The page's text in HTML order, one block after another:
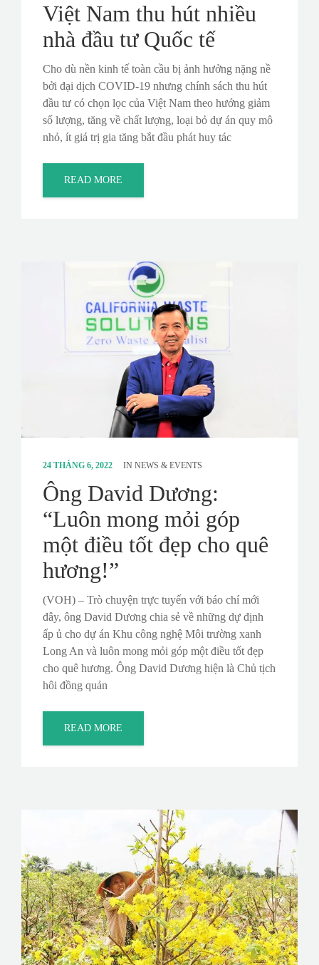
Việt Nam thu hút nhiều
nhà đầu tư Quốc tế
Cho dù nền kinh tế toàn cầu bị ảnh hưởng nặng nề
bởi đại dịch COVID-19 nhưng chính sách thu hút
đầu tư có chọn lọc của Việt Nam theo hướng giảm
số lượng, tăng về chất lượng, loại bỏ dự án quy mô
nhỏ, ít giá trị gia tăng bắt đầu phát huy tác
READ MORE
24 THÁNG 6, 2022 IN NEWS & EVENTS
Ông David Dương:
“Luôn mong mỏi góp
một điều tốt đẹp cho quê
hương!”
(VOH) – Trò chuyện trực tuyến với báo chí mới
đây, ông David Dương chia sẻ về những dự định
ấp ủ cho dự án Khu công nghệ Môi trường xanh
Long An và luôn mong mỏi góp một điều tốt đẹp
cho quê hương. Ông David Dương hiện là Chủ tịch
hôi đồng quản
READ MORE